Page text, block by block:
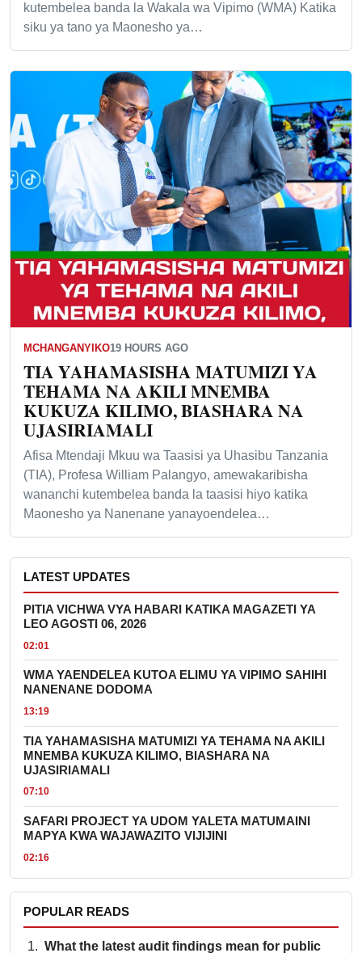
kutembelea banda la Wakala wa Vipimo (WMA) Katika
siku ya tano ya Maonesho ya…
MCHANGANYIKO19 HOURS AGO
TIA YAHAMASISHA MATUMIZI YA
TEHAMA NA AKILI MNEMBA
KUKUZA KILIMO, BIASHARA NA
UJASIRIAMALI
Afisa Mtendaji Mkuu wa Taasisi ya Uhasibu Tanzania
(TIA), Profesa William Palangyo, amewakaribisha
wananchi kutembelea banda la taasisi hiyo katika
Maonesho ya Nanenane yanayoendelea…
LATEST UPDATES
PITIA VICHWA VYA HABARI KATIKA MAGAZETI YA
LEO AGOSTI 06, 2026
02:01
WMA YAENDELEA KUTOA ELIMU YA VIPIMO SAHIHI
NANENANE DODOMA
13:19
TIA YAHAMASISHA MATUMIZI YA TEHAMA NA AKILI
MNEMBA KUKUZA KILIMO, BIASHARA NA
UJASIRIAMALI
07:10
SAFARI PROJECT YA UDOM YALETA MATUMAINI
MAPYA KWA WAJAWAZITO VIJIJINI
02:16
POPULAR READS
What the latest audit findings mean for public